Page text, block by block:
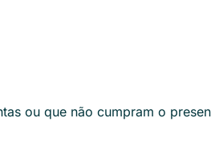
ou que não cumpram o